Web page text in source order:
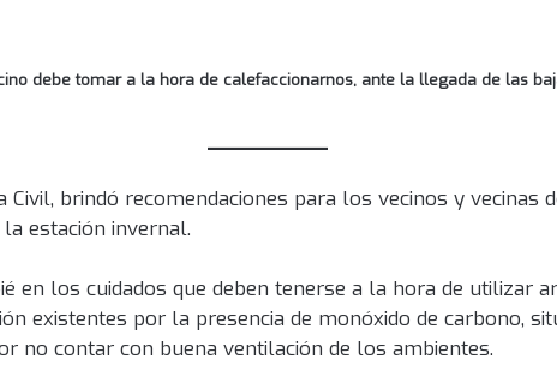
debe tomar a la hora de calefaccionarnos, ante la llegada de las
Civil, brindó recomendaciones para los vecinos y vecinas
estación invernal.
en los cuidados que deben tenerse a la hora de utilizar
existentes por la presencia de monóxido de carbono,
no contar con buena ventilación de los ambientes.